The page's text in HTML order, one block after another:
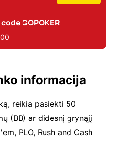
GOPOKER
informacija
reikia pasiekti 50
(BB) ar didesnį grynąjį
PLO, Rush and Cash